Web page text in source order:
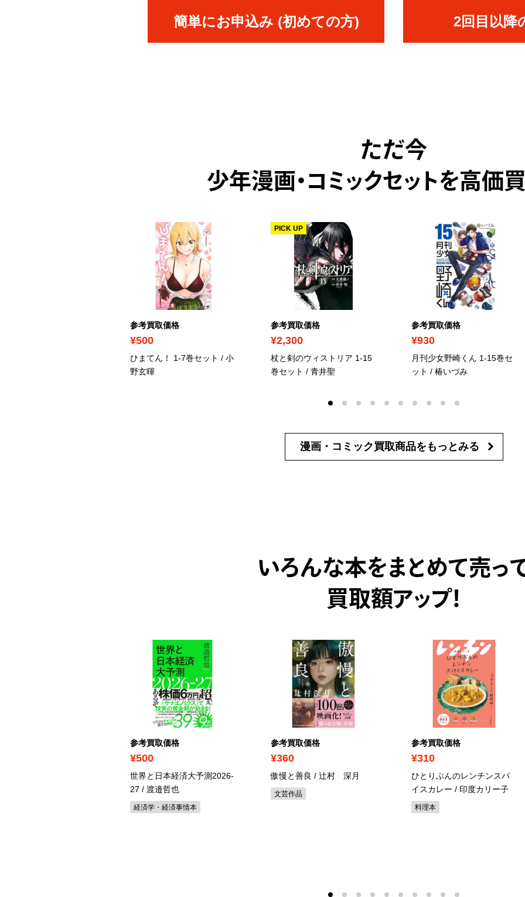
簡単にお申込み (初めての方) 2回目以降
ただ今
少年漫画・コミックセットを高価
参考買取価格
¥500
ひまてん！ 1-7巻セット / 小
野玄暉
参考買取価格
¥2,300
PICK UP
杖と剣のウィストリア 1-15
巻セット / 青井聖
参考買取価格
¥930
月刊少女野崎くん 1-15巻セ
ット / 椿いづみ
漫画・コミック買取商品を もっとみる
いろんな本をまとめて売っ
買取額アップ！
参考買取価格
¥500
世界と日本経済大予測2026-
27 / 渡邉哲也
経済学・経済事情本
参考買取価格
¥360
傲慢と善良 / 辻村 深月
文芸作品
参考買取価格
¥310
ひとりぶんのレンチンスパ
イスカレー / 印度カリー子
料理本